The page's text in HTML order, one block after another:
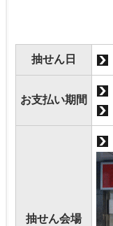
抽せん日
お支払い期間
抽せん会場